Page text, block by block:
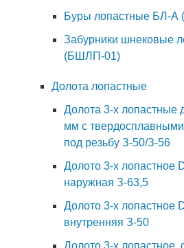
Буры лопастные БЛ-А
Забурники шнековые
(БШЛП-01)
Долота лопастные
Долота 3-х лопастные
мм с
под резьбу З-50/З-56
Долото 3-х лопастное
наружная З-63,5
Долото 3-х лопастное
внутренняя З-50